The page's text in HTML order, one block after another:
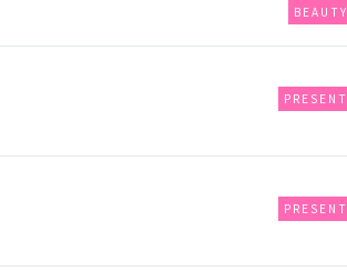
BEAUTY
PRESENT
PRESENT